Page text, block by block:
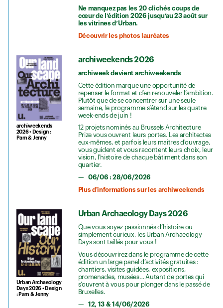
Ne manquez pas les 20 clichés coups de
cœur de l’édition 2026 jusqu’au 23 août sur
les vitrines d’Urban.
Découvrir les photos lauréates
archiweekends
2026 • Design :
Pam & Jenny
archiweekends 2026
archiweek devient archiweekends
Cette édition marque une opportunité de
repenser le format et d’en renouveler l’ambition.
Plutôt que de se concentrer sur une seule
semaine, le programme s’étend sur les quatre
week-ends de juin !
12 projets nominés au Brussels Architecture
Prize vous ouvrent leurs portes. Les architectes
eux-mêmes, et parfois leurs maîtres d'ouvrage,
vous guident et vous racontent leurs choix, leur
vision, l'histoire de chaque bâtiment dans son
quartier.
06/06 : 28/06/2026
Plus d'informations sur les archiweekends
Urban Archaeology
Days 2026 • Design
: Pam & Jenny
Urban Archaeology Days 2026
Que vous soyez passionnés d’histoire ou
simplement curieux, les Urban Archaeology
Days sont taillés pour vous !
Vous découvrirez dans le programme de cette
édition un large panel d’activités gratuites :
chantiers, visites guidées, expositions,
promenades, musées… Autant de portes qui
s’ouvrent à vous pour plonger dans le passé de
Bruxelles.
12, 13 & 14/06/2026